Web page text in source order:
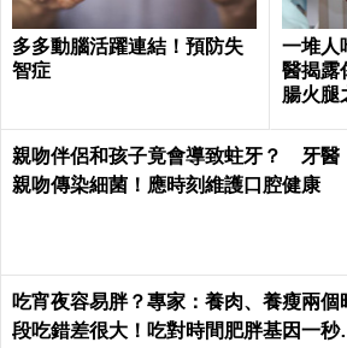
多多動腦活躍連結！預防失
智症
一堆人
醫揭露
腸火腿
親吻伴侶和孩子竟會導致蛀牙？ 牙醫
親吻傳染細菌！應時刻維護口腔健康
吃宵夜容易胖？專家：養肉、養瘦兩個
段吃錯差很大！吃對時間肥胖基因一秒